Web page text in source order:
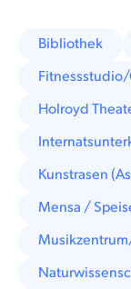
Bibliothek
Holroyd
Kunstrasen
Mensa /